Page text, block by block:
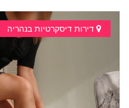
דירות דיסקרטיות בנהריה